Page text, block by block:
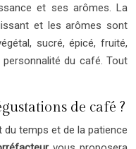
et ses arômes. La
et les arômes sont
sucré, épicé, fruité,
du café. Tout
de café ?
temps et de la patience